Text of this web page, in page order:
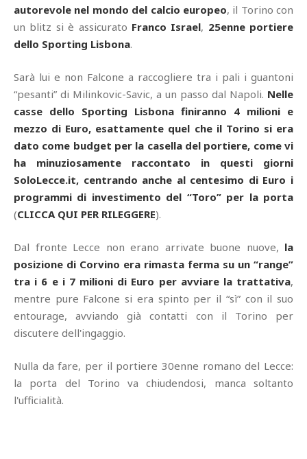
autorevole nel mondo del calcio europeo, il Torino con
un blitz si è assicurato Franco Israel, 25enne portiere
dello Sporting Lisbona.
Sarà lui e non Falcone a raccogliere tra i pali i guantoni
“pesanti” di Milinkovic-Savic, a un passo dal Napoli. Nelle
casse dello Sporting Lisbona finiranno 4 milioni e
mezzo di Euro, esattamente quel che il Torino si era
dato come budget per la casella del portiere, come vi
ha minuziosamente raccontato in questi giorni
SoloLecce.it, centrando anche al centesimo di Euro i
programmi di investimento del “Toro” per la porta
(CLICCA QUI PER RILEGGERE).
Dal fronte Lecce non erano arrivate buone nuove, la
posizione di Corvino era rimasta ferma su un “range”
tra i 6 e i 7 milioni di Euro per avviare la trattativa,
mentre pure Falcone si era spinto per il “sì” con il suo
entourage, avviando già contatti con il Torino per
discutere dell'ingaggio.
Nulla da fare, per il portiere 30enne romano del Lecce:
la porta del Torino va chiudendosi, manca soltanto
l'ufficialità.